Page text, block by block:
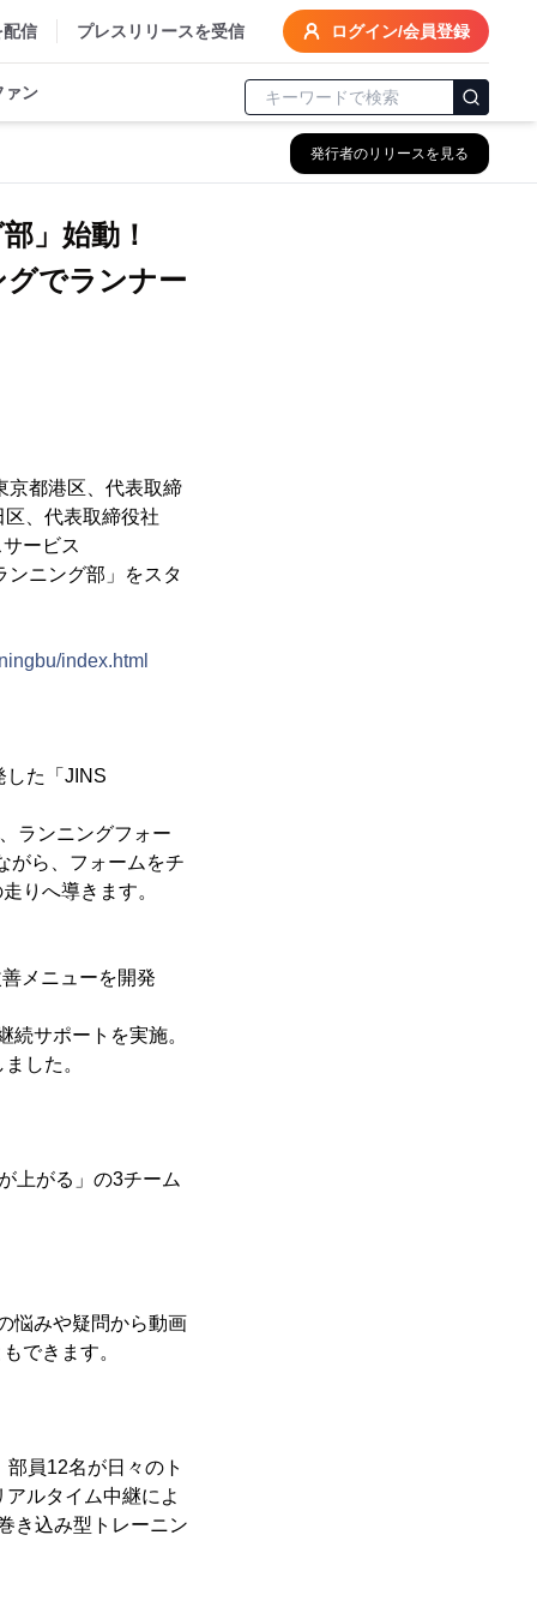
配信 プレスリリースを受信 ログイン/会員登録
ァン
発行者のリリースを見る
」始動！
でランナー
京都港区、代表取締
、代表取締役社
ービス
ンニング部」をスタ
index.html
した「JINS
ランニングフォー
がら、フォームをチ
りへ導きます。
メニューを開発
サポートを実施。
した。
上がる」の3チーム
悩みや疑問から動画
できます。
員12名が日々のト
ルタイム中継によ
き込み型トレーニン